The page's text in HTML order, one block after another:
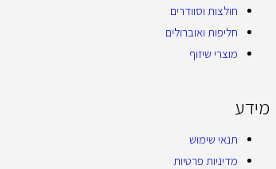
חולצות וסוודרים
חליפות ואוברולים
מוצרי שיזוף
מידע
תנאי שימוש
מדיניות פרטיות